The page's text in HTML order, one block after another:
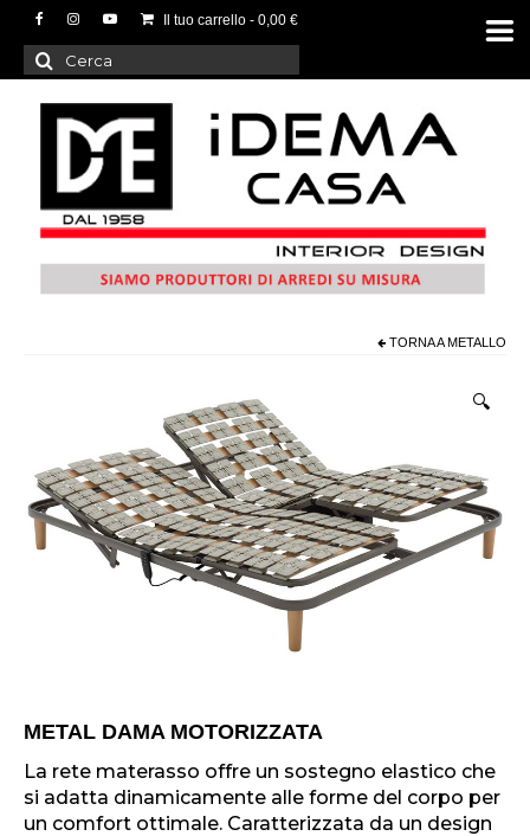
Il tuo carrello - 0,00 €
Cerca:
TORNA A METALLO
🔍
METAL DAMA MOTORIZZATA
La rete materasso offre un sostegno elastico che
si adatta dinamicamente alle forme del corpo per
un comfort ottimale. Caratterizzata da un design